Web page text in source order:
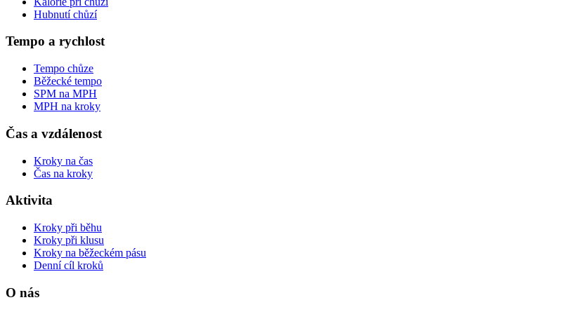
Hubnutí chůzí
Tempo a rychlost
Tempo chůze
Běžecké tempo
SPM na MPH
MPH na kroky
Čas a vzdálenost
Kroky na čas
Čas na kroky
Aktivita
Kroky při běhu
Kroky při klusu
Kroky na běžeckém pásu
Denní cíl kroků
O nás